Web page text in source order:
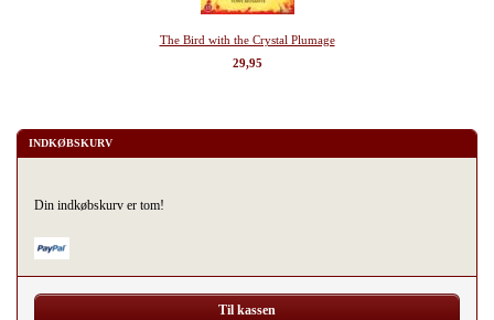
The Bird with the Crystal Plumage
29,95
INDKØBSKURV
Din indkøbskurv er tom!
Til kassen